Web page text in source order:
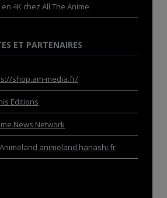
4K chez All The Anime
ET PARTENAIRES
shop.am-media.fr/
Editions
News Network
animeland.hanashi.fr